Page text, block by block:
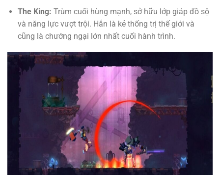
The King: Trùm cuối hùng mạnh, sở hữu lớp giáp đồ sộ
và năng lực vượt trội. Hắn là kẻ thống trị thế giới và
cũng là chướng ngại lớn nhất cuối hành trình.